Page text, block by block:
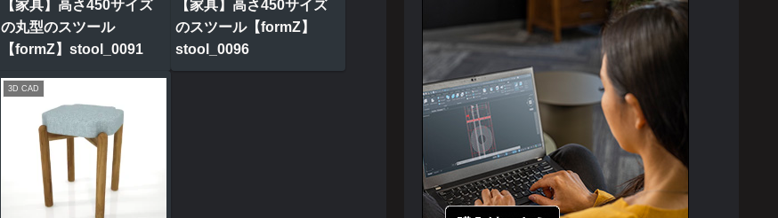
【家具】高さ450サイズ
の丸型のスツール
【formZ】stool_0091
【家具】高さ450サイズ
のスツール【formZ】
stool_0096
3D CAD